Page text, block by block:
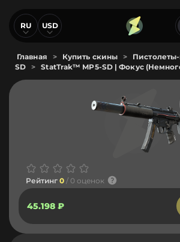
RU USD
Главная > Купить скины >
SD
> StatTrak™ MP5-SD | Фокус
Рейтинг 0 / 0 оценок
45.198 ₽